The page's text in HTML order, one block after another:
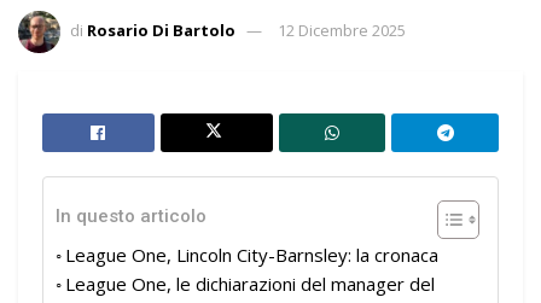
di Rosario Di Bartolo 12 Dicembre 2025
In questo articolo
League One, Lincoln City-Barnsley: la cronaca
League One, le dichiarazioni del manager del